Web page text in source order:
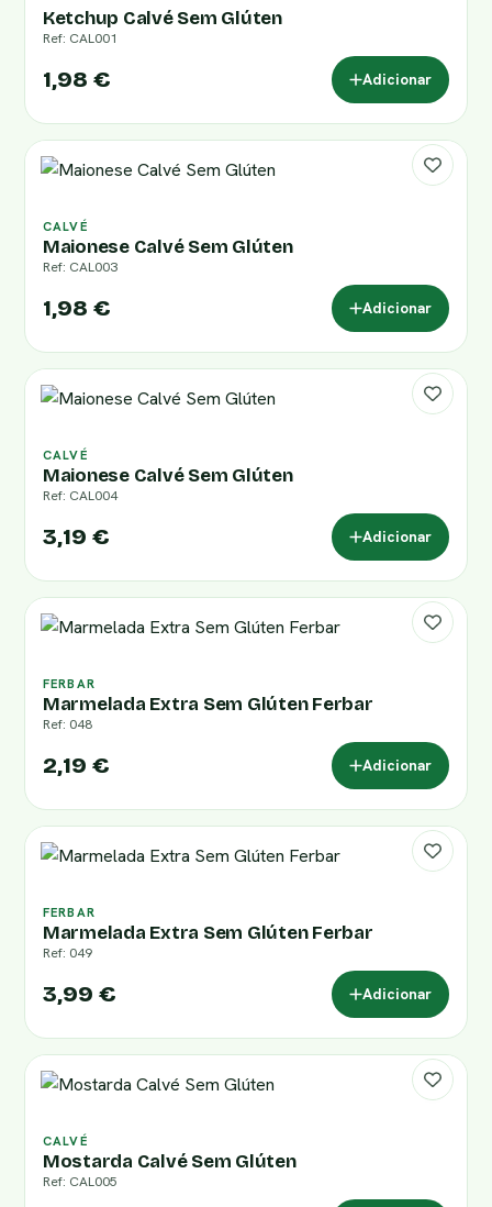
Ketchup Calvé Sem Glúten
Ref: CAL001
1,98 € Adicionar
CALVÉ
Maionese Calvé Sem Glúten
Ref: CAL003
1,98 € Adicionar
CALVÉ
Maionese Calvé Sem Glúten
Ref: CAL004
3,19 € Adicionar
FERBAR
Marmelada Extra Sem Glúten Ferbar
Ref: 048
2,19 € Adicionar
FERBAR
Marmelada Extra Sem Glúten Ferbar
Ref: 049
3,99 € Adicionar
CALVÉ
Mostarda Calvé Sem Glúten
Ref: CAL005